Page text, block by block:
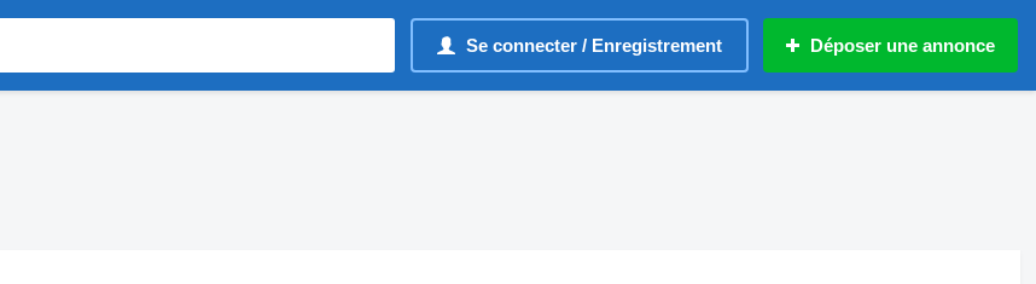
Se connecter / Enregistrement Déposer une annonce